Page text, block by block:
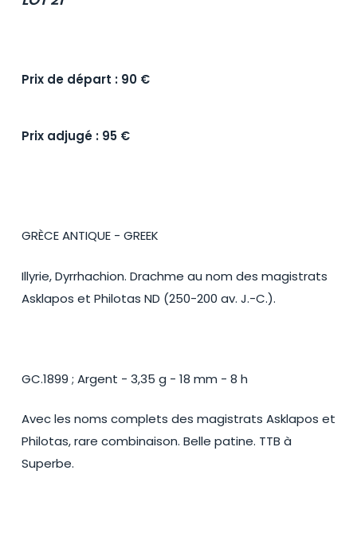
Prix de départ : 90 €
Prix adjugé : 95 €
GRÈCE ANTIQUE - GREEK
Illyrie, Dyrrhachion. Drachme au nom des magistrats
Asklapos et Philotas ND (250-200 av. J.-C.).
GC.1899 ; Argent - 3,35 g - 18 mm - 8 h
Avec les noms complets des magistrats Asklapos et
Philotas, rare combinaison. Belle patine. TTB à
Superbe.